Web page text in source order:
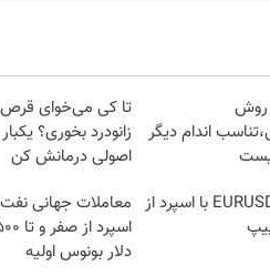
روش
اندام دیگر
تا کی می‌خوای قرص
زانودرد بخوری؟ یکبار
اصولی درمانش کن
ترید EURUSD با اسپرد از معاملات جهانی نفت
اسپرد از صفر
دلار بونوس اولیه
۱۴۰۵ روزنامه‌های